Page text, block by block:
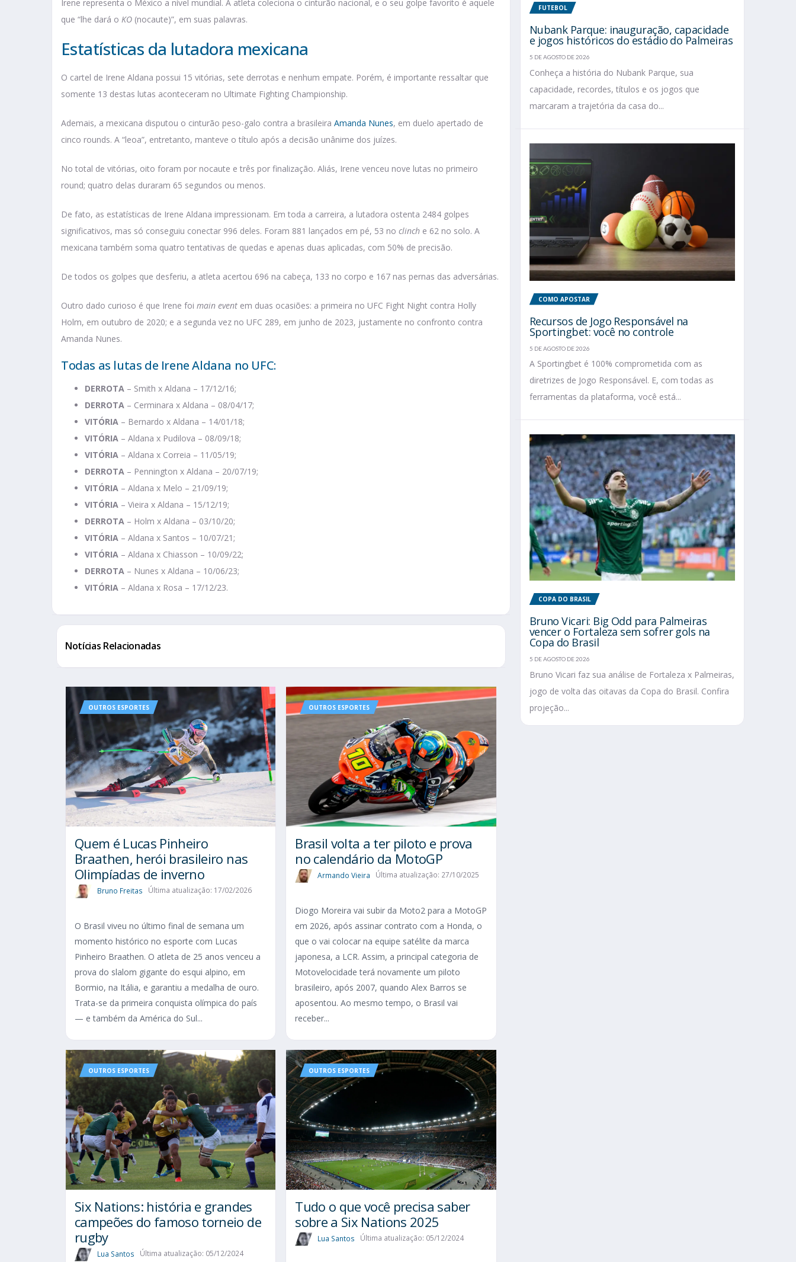
Irene representa o México a nível mundial. A atleta coleciona o cinturão nacional, e o seu golpe favorito é aquele
que “lhe dará o KO (nocaute)”, em suas palavras.
Estatísticas da lutadora mexicana
O cartel de Irene Aldana possui 15 vitórias, sete derrotas e nenhum empate. Porém, é importante ressaltar que
somente 13 destas lutas aconteceram no Ultimate Fighting Championship.
Ademais, a mexicana disputou o cinturão peso-galo contra a brasileira Amanda Nunes, em duelo apertado de
cinco rounds. A “leoa”, entretanto, manteve o título após a decisão unânime dos juízes.
No total de vitórias, oito foram por nocaute e três por finalização. Aliás, Irene venceu nove lutas no primeiro
round; quatro delas duraram 65 segundos ou menos.
De fato, as estatísticas de Irene Aldana impressionam. Em toda a carreira, a lutadora ostenta 2484 golpes
significativos, mas só conseguiu conectar 996 deles. Foram 881 lançados em pé, 53 no clinch e 62 no solo. A
mexicana também soma quatro tentativas de quedas e apenas duas aplicadas, com 50% de precisão.
De todos os golpes que desferiu, a atleta acertou 696 na cabeça, 133 no corpo e 167 nas pernas das adversárias.
Outro dado curioso é que Irene foi main event em duas ocasiões: a primeira no UFC Fight Night contra Holly
Holm, em outubro de 2020; e a segunda vez no UFC 289, em junho de 2023, justamente no confronto contra
Amanda Nunes.
Todas as lutas de Irene Aldana no UFC:
DERROTA – Smith x Aldana – 17/12/16;
DERROTA – Cerminara x Aldana – 08/04/17;
VITÓRIA – Bernardo x Aldana – 14/01/18;
VITÓRIA – Aldana x Pudilova – 08/09/18;
VITÓRIA – Aldana x Correia – 11/05/19;
DERROTA – Pennington x Aldana – 20/07/19;
VITÓRIA – Aldana x Melo – 21/09/19;
VITÓRIA – Vieira x Aldana – 15/12/19;
DERROTA – Holm x Aldana – 03/10/20;
VITÓRIA – Aldana x Santos – 10/07/21;
VITÓRIA – Aldana x Chiasson – 10/09/22;
DERROTA – Nunes x Aldana – 10/06/23;
VITÓRIA – Aldana x Rosa – 17/12/23.
Notícias Relacionadas
OUTROS ESPORTES
Quem é Lucas Pinheiro
Braathen, herói brasileiro nas
Olimpíadas de inverno
Bruno Freitas Última atualização: 17/02/2026
O Brasil viveu no último final de semana um
momento histórico no esporte com Lucas
Pinheiro Braathen. O atleta de 25 anos venceu a
prova do slalom gigante do esqui alpino, em
Bormio, na Itália, e garantiu a medalha de ouro.
Trata-se da primeira conquista olímpica do país
— e também da América do Sul...
OUTROS ESPORTES
Brasil volta a ter piloto e prova
no calendário da MotoGP
Armando Vieira Última atualização: 27/10/2025
Diogo Moreira vai subir da Moto2 para a MotoGP
em 2026, após assinar contrato com a Honda, o
que o vai colocar na equipe satélite da marca
japonesa, a LCR. Assim, a principal categoria de
Motovelocidade terá novamente um piloto
brasileiro, após 2007, quando Alex Barros se
aposentou. Ao mesmo tempo, o Brasil vai
receber...
OUTROS ESPORTES
Six Nations​: história e grandes
campeões do famoso torneio de
rugby
Lua Santos Última atualização: 05/12/2024
OUTROS ESPORTES
Tudo o que você precisa saber
sobre a Six Nations 2025​
Lua Santos Última atualização: 05/12/2024
FUTEBOL
Nubank Parque: inauguração, capacidade
e jogos históricos do estádio do Palmeiras
5 DE AGOSTO DE 2026
Conheça a história do Nubank Parque, sua
capacidade, recordes, títulos e os jogos que
marcaram a trajetória da casa do...
COMO APOSTAR
Recursos de Jogo Responsável na
Sportingbet: você no controle
5 DE AGOSTO DE 2026
A Sportingbet é 100% comprometida com as
diretrizes de Jogo Responsável. E, com todas as
ferramentas da plataforma, você está...
COPA DO BRASIL
Bruno Vicari: Big Odd para Palmeiras
vencer o Fortaleza sem sofrer gols na
Copa do Brasil
5 DE AGOSTO DE 2026
Bruno Vicari faz sua análise de Fortaleza x Palmeiras,
jogo de volta das oitavas da Copa do Brasil. Confira
projeção...